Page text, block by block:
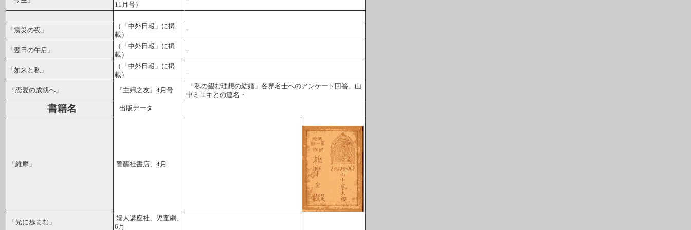
11月号）
「震災の夜」
（「中外日報」に掲
載）
.
「翌日の午后」
（「中外日報」に掲
載）
.
「如来と私」
（「中外日報」に掲
載）
.
「恋愛の成就へ」 『主婦之友』4月号
「私の望む理想の結婚」各界名士へのアンケート回答。山
中ミユキとの連名・
書籍名 出版データ
「維摩」 警醒社書店、4月
「光に歩まむ」
婦人講座社、児童劇、
6月